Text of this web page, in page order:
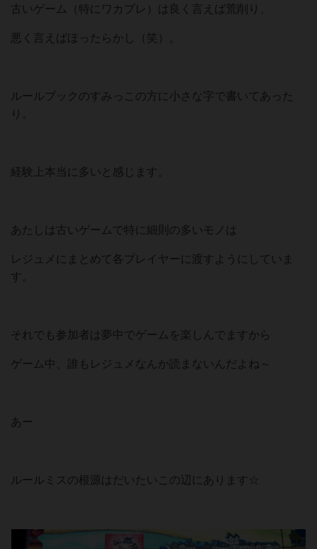
古いゲーム（特にワカプレ）は良く言えば荒削り、
悪く言えばほったらかし（笑）。
ルールブックのすみっこの方に小さな字で書いてあった
り。
経験上本当に多いと感じます。
あたしは古いゲームで特に細則の多いモノは
レジュメにまとめて各プレイヤーに渡すようにしていま
す。
それでも参加者は夢中でゲームを楽しんでますから
ゲーム中、誰もレジュメなんか読まないんだよね～
あー
ルールミスの根源はだいたいこの辺にあります☆